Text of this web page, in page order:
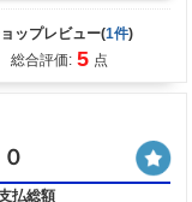
ップレビュー(1件)
総合評価: 5 点
払総額